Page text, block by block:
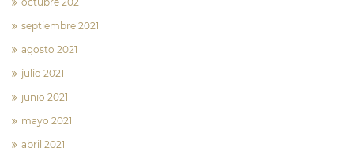
septiembre 2021
agosto 2021
julio 2021
junio 2021
mayo 2021
abril 2021